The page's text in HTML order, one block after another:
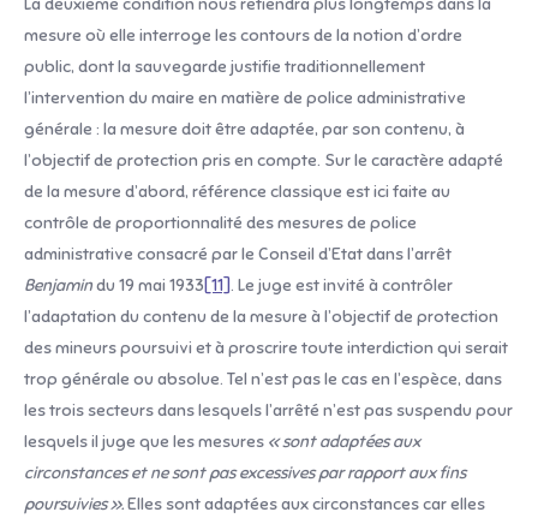
La deuxième condition nous retiendra plus longtemps dans la
mesure où elle interroge les contours de la notion d’ordre
public, dont la sauvegarde justifie traditionnellement
l’intervention du maire en matière de police administrative
générale : la mesure doit être adaptée, par son contenu, à
l’objectif de protection pris en compte. Sur le caractère adapté
de la mesure d’abord, référence classique est ici faite au
contrôle de proportionnalité des mesures de police
administrative consacré par le Conseil d’Etat dans l’arrêt
Benjamindu 19 mai 1933[11]. Le juge est invité à contrôler
l’adaptation du contenu de la mesure à l’objectif de protection
des mineurs poursuivi et à proscrire toute interdiction qui serait
trop générale ou absolue. Tel n’est pas le cas en l’espèce, dans
les trois secteurs dans lesquels l’arrêté n’est pas suspendu pour
lesquels il juge que les mesures « sont adaptées aux
circonstances et ne sont pas excessives par rapport aux fins
poursuivies ».Elles sont adaptées aux circonstances car elles